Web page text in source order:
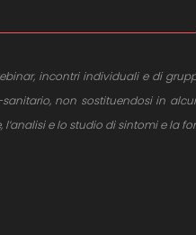
incontri individuali e di
non sostituendosi in
e lo studio di sintomi e la